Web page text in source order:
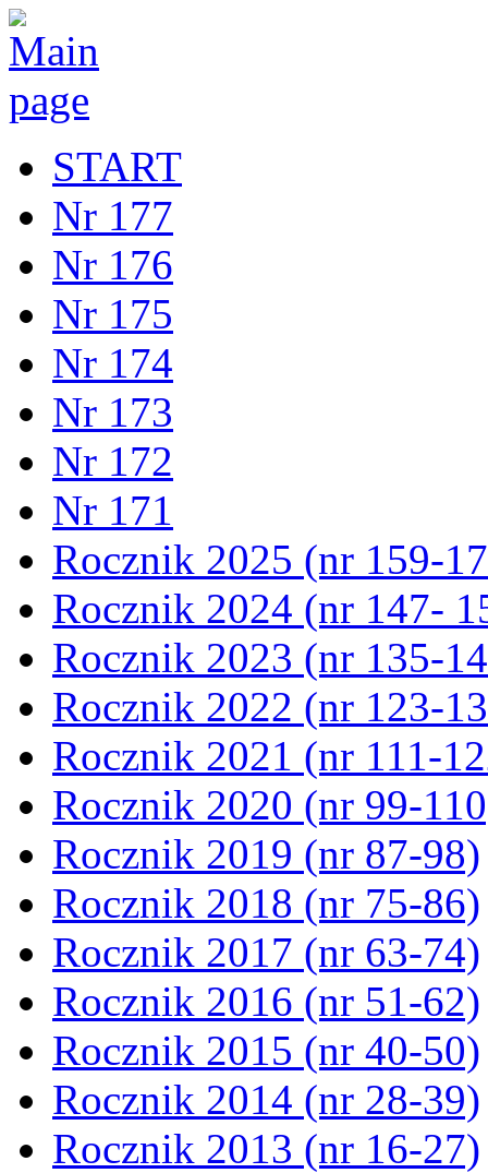
START
Nr 177
Nr 176
Nr 175
Nr 174
Nr 173
Nr 172
Nr 171
Rocznik 2025 (nr 159-
Rocznik 2024 (nr 147-
Rocznik 2023 (nr 135-
Rocznik 2022 (nr 123-
Rocznik 2021 (nr 111-
Rocznik 2020 (nr 99-
Rocznik 2019 (nr 87-98)
Rocznik 2018 (nr 75-86)
Rocznik 2017 (nr 63-74)
Rocznik 2016 (nr 51-62)
Rocznik 2015 (nr 40-50)
Rocznik 2014 (nr 28-39)
Rocznik 2013 (nr 16-27)